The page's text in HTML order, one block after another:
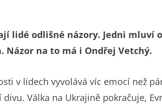
lidé odlišné názory. Jedni mluví
Názor na to má i Ondřej Vetchý.
v lidech vyvolává víc emocí než
Válka na Ukrajině pokračuje,